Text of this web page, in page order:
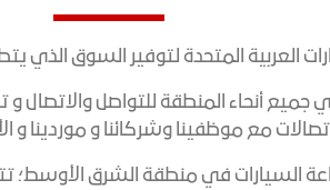
العربية المتحدة لتوفير السوق الذي
أنحاء المنطقة للتواصل والاتصال
مع موظفينا وشركائنا و موردينا و